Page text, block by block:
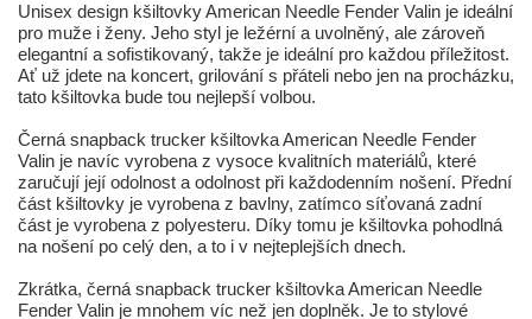
Unisex design kšiltovky American Needle Fender Valin je ideální
pro muže i ženy. Jeho styl je ležérní a uvolněný, ale zároveň
elegantní a sofistikovaný, takže je ideální pro každou příležitost.
Ať už jdete na koncert, grilování s přáteli nebo jen na procházku,
tato kšiltovka bude tou nejlepší volbou.
Černá snapback trucker kšiltovka American Needle Fender
Valin je navíc vyrobena z vysoce kvalitních materiálů, které
zaručují její odolnost a odolnost při každodenním nošení. Přední
část kšiltovky je vyrobena z bavlny, zatímco síťovaná zadní
část je vyrobena z polyesteru. Díky tomu je kšiltovka pohodlná
na nošení po celý den, a to i v nejteplejších dnech.
Zkrátka, černá snapback trucker kšiltovka American Needle
Fender Valin je mnohem víc než jen doplněk. Je to stylové